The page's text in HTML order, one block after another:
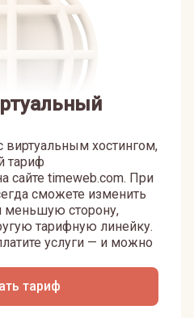
виртуальным хостингом,
тариф
сайте timeweb.com. При
сможете изменить
сторону,
тарифную линейку.
услуги — и можно
тариф